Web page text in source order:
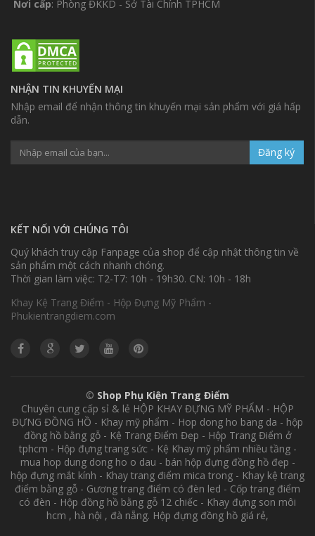
Nơi cấp: Phòng ĐKKD - Sở Tài Chính TPHCM
NHẬN TIN KHUYẾN MẠI
Nhập email để nhận thông tin khuyến mại sản phẩm với giá hấp
dẫn.
Đăng ký
KẾT NỐI VỚI CHÚNG TÔI
Quý khách truy cập Fanpage của shop để cập nhật thông tin về
sản phẩm một cách nhanh chóng.
Thời gian làm việc: T2-T7: 10h - 19h30. CN: 10h - 18h
Khay Kệ Trang Điểm - Hộp Đựng Mỹ Phẩm -
Phukientrangdiem.com
© Shop Phụ Kiện Trang Điểm
Chuyên cung cấp sỉ & lẻ HỘP KHAY ĐỰNG MỸ PHẨM - HỘP
ĐỰNG ĐỒNG HỒ - Khay mỹ phẩm - Hop dong ho bang da - hộp
đồng hồ bằng gỗ - Kệ Trang Điểm Đẹp - Hộp Trang Điểm ở
tphcm - Hộp đựng trang sức - Kệ Khay mỹ phẩm nhiều tầng -
mua hop dung dong ho o dau - bán hộp đựng đồng hồ đẹp -
hộp đựng mắt kính - Khay trang điểm mica trong - Khay kệ trang
điểm bằng gỗ - Gương trang điểm có đèn led - Cốp trang điểm
có đèn - Hộp đồng hồ bằng gỗ 12 chiếc - Khay đựng son môi
hcm , hà nội , đà nẵng. Hộp đựng đồng hồ giá rẻ,